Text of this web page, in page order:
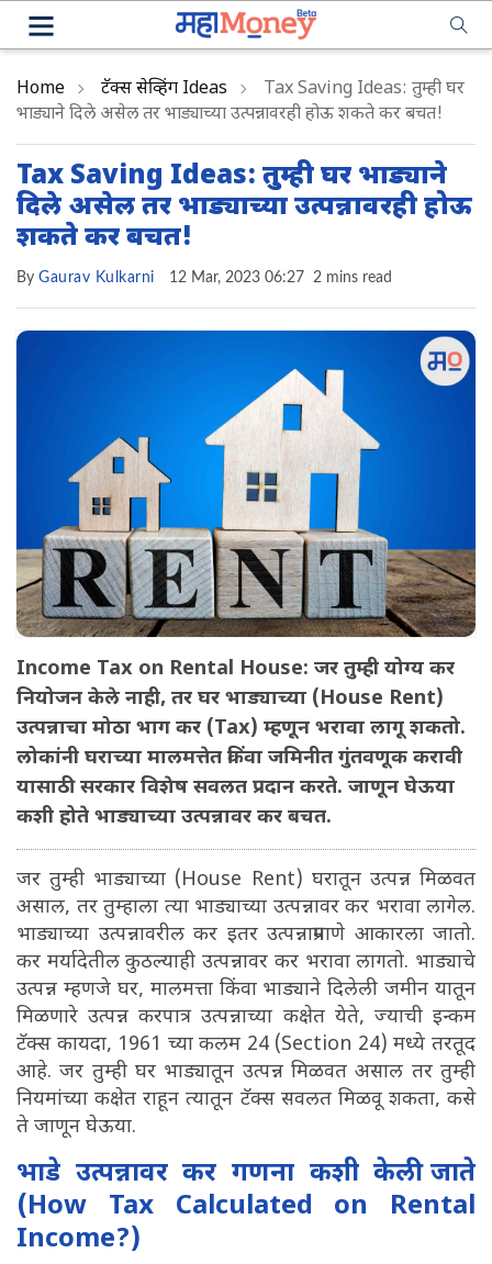
Home टॅक्स सेव्हिंग Ideas
Tax Saving Ideas: तुम्ही घर
भाड्याने दिले असेल तर भाड्याच्या उत्पन्नावरही होऊ शकते कर बचत!
Tax Saving Ideas: तुम्ही घर भाड्याने
दिले असेल तर भाड्याच्या उत्पन्नावरही होऊ
शकते कर बचत!
By Gaurav Kulkarni 12 Mar, 2023 06:27 2 mins read
Income Tax on Rental House: जर तुम्ही योग्य कर
नियोजन केले नाही, तर घर भाड्याच्या (House Rent)
उत्पन्नाचा मोठा भाग कर (Tax) म्हणून भरावा लागू शकतो.
लोकांनी घराच्या मालमत्तेत किंवा जमिनीत गुंतवणूक करावी
यासाठी सरकार विशेष सवलत प्रदान करते. जाणून घेऊया
कशी होते भाड्याच्या उत्पन्नावर कर बचत.
जर तुम्ही भाड्याच्या (House Rent) घरातून उत्पन्न मिळवत
असाल, तर तुम्हाला त्या भाड्याच्या उत्पन्नावर कर भरावा लागेल.
भाड्याच्या उत्पन्नावरील कर इतर उत्पन्नाप्रमाणे आकारला जातो.
कर मर्यादेतील कुठल्याही उत्पन्नावर कर भरावा लागतो. भाड्याचे
उत्पन्न म्हणजे घर, मालमत्ता किंवा भाड्याने दिलेली जमीन यातून
मिळणारे उत्पन्न करपात्र उत्पन्नाच्या कक्षेत येते, ज्याची इन्कम
टॅक्स कायदा, 1961 च्या कलम 24 (Section 24) मध्ये तरतूद
आहे. जर तुम्ही घर भाड्यातून उत्पन्न मिळवत असाल तर तुम्ही
नियमांच्या कक्षेत राहून त्यातून टॅक्स सवलत मिळवू शकता, कसे
ते जाणून घेऊया.
भाडे उत्पन्नावर कर गणना कशी केली जाते
(How Tax Calculated on Rental
Income?)